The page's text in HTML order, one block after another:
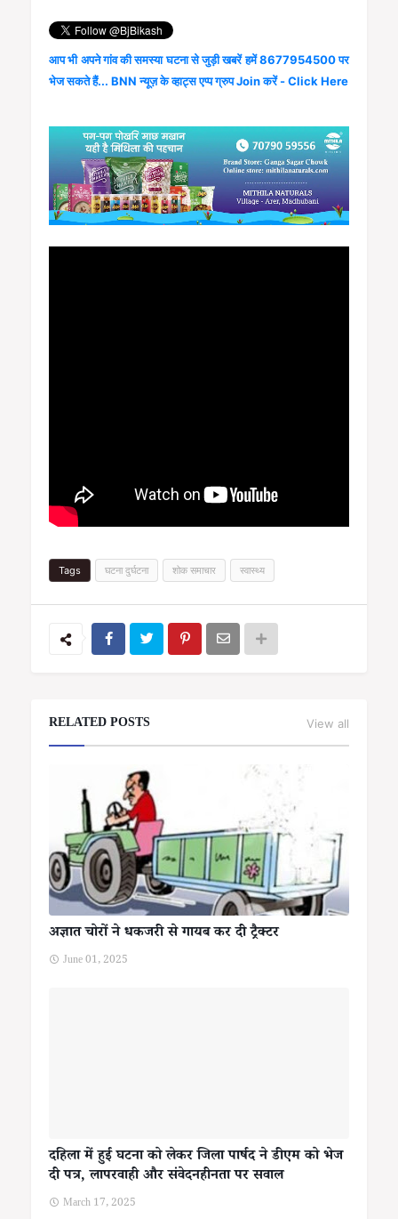
आप भी अपने गांव की समस्या घटना से जुड़ी खबरें हमें 8677954500 पर
भेज सकते हैं... BNN न्यूज़ के व्हाट्स एप्प ग्रुप Join करें - Click Here
Tags घटना दुर्घटना शोक समाचार स्वास्थ्य
RELATED POSTS View all
अज्ञात चोरों ने धकजरी से गायब कर दी ट्रैक्टर
June 01, 2025
दहिला में हुई घटना को लेकर जिला पार्षद ने डीएम को भेज
दी पत्र, लापरवाही और संवेदनहीनता पर सवाल
March 17, 2025